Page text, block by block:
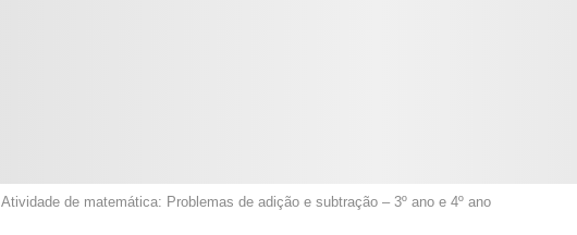
Atividade de matemática: Problemas de adição e subtração – 3º ano e 4º ano